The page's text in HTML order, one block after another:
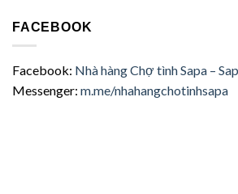
FACEBOOK
Facebook: Nhà hàng Chợ tình Sapa –
Messenger: m.me/nhahangchotinhsapa